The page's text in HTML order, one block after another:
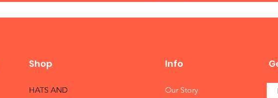
Shop
HATS AND
Info
Our Story